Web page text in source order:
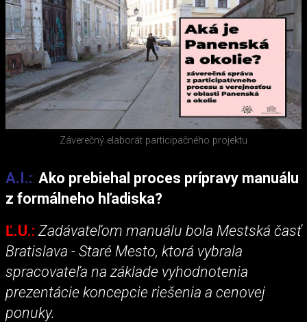
Záverečný elaborát participačného projektu
A.I.:: Ako prebiehal proces prípravy manuálu
z formálneho hľadiska?
Ľ.U.: Zadávateľom manuálu bola Mestská časť
Bratislava - Staré Mesto, ktorá vybrala
spracovateľa na základe vyhodnotenia
prezentácie koncepcie riešenia a cenovej
ponuky.